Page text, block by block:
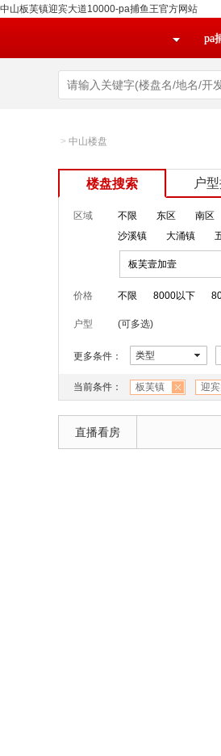
中山板芙镇迎宾大道10000-pa捕鱼王官方网站
pa
> 中山楼盘
楼盘搜索 户
区域 不限 东区 南区
沙溪镇
大涌镇
板芙壹加壹
价格 不限 8000以下
户型 (可多选)
更多条件： 类型
当前条件： 板芙镇 迎
直播看房